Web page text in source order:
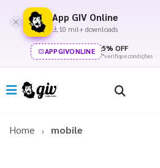
App GIV Online
10 mil+ downloads
APPGIVONLINE 5% OFF
*verifique condições
Home mobile